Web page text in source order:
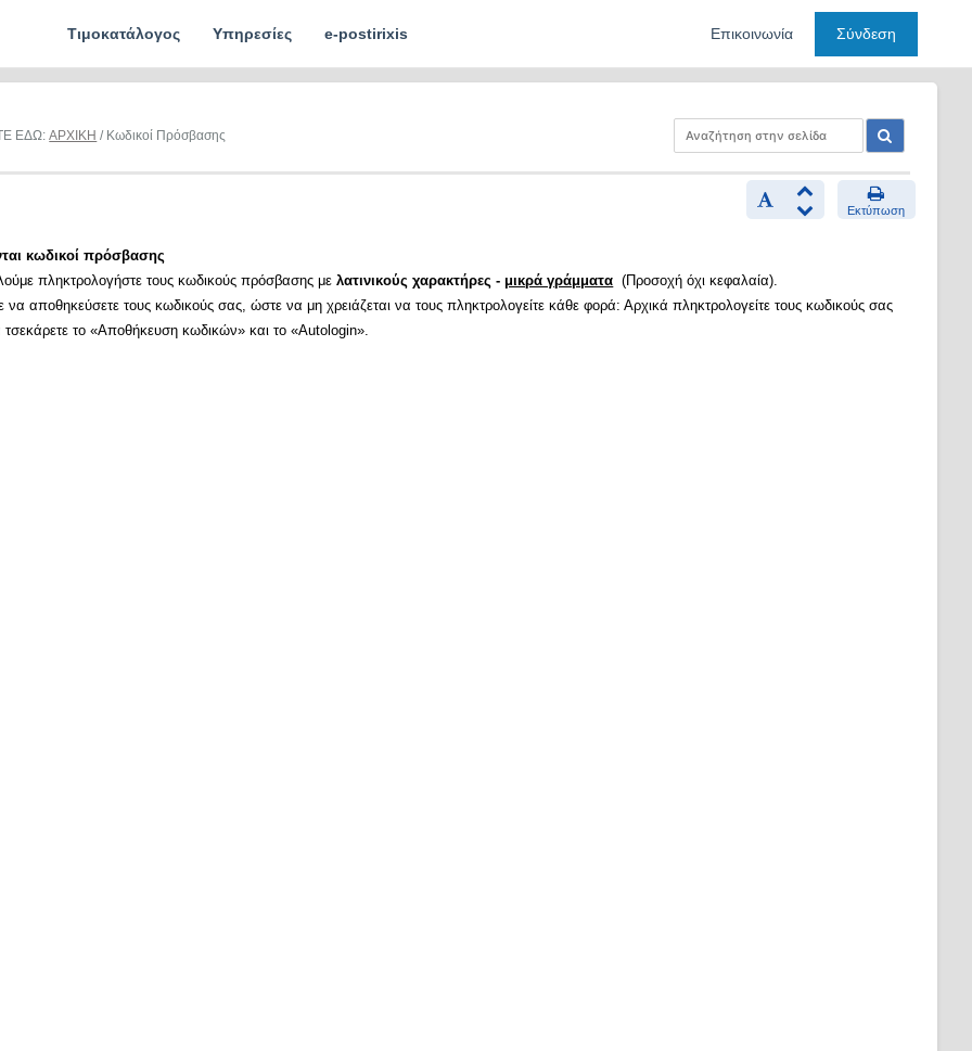
Τιμοκατάλογος Υπηρεσίες e-postirixis Επικοινωνία Σύνδεση
ΕΔΩ:ΑΡΧΙΚΗ / Κωδικοί Πρόσβασης
Εκτύπωση
κωδικοί πρόσβασης
πληκτρολογήστε τους κωδικούς πρόσβασης μελατινικούς χαρακτήρες - μικρά γράμματα (Προσοχή όχι κεφαλαία).
να αποθηκεύσετε τους κωδικούς σας, ώστε να μη χρειάζεται να τους πληκτρολογείτε κάθε φορά: Αρχικά πληκτρολογείτε τους κωδικούς σας
τσεκάρετε το «Αποθήκευση κωδικών» και το «Autologin».